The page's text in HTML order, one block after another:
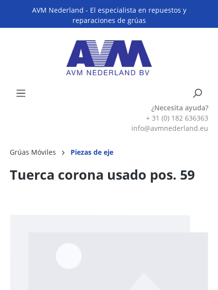
AVM Nederland - El especialista en repuestos y
reparaciones de grúas
¿Necesita ayuda?
+ 31 (0) 182 636363
info@avmnederland.eu
Grúas Móviles Piezas de eje
Tuerca corona usado pos. 59